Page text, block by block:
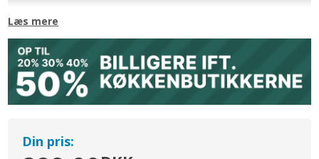
Læs mere
Din pris: